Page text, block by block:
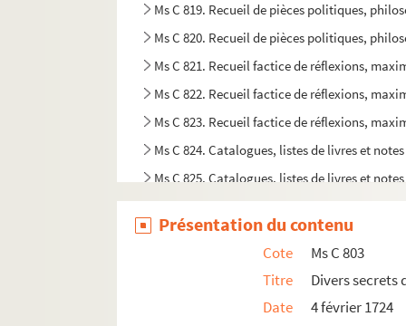
Ms C 819. Recueil de pièces politiques,
Ms C 820. Recueil de pièces politiques,
Ms C 821. Recueil factice de réflexions,
Ms C 822. Recueil factice de réflexions,
Ms C 823. Recueil factice de réflexions,
Ms C 824. Catalogues, listes de livres et
Ms C 825. Catalogues, listes de livres et
Ms C 826. Mélanges sur les lettres
Ms C 827. Lettres et entretiens sur l'amour,
Ms C 828. Nouveau système du Monde ou
Ms C 829. Copie ou minute d'une lettre à un
Ms C 830. Lettre autographe de Guillaume
Présentation du contenu
Cote
Ms C 803
Titre
Divers secrets
Date
4 février 1724